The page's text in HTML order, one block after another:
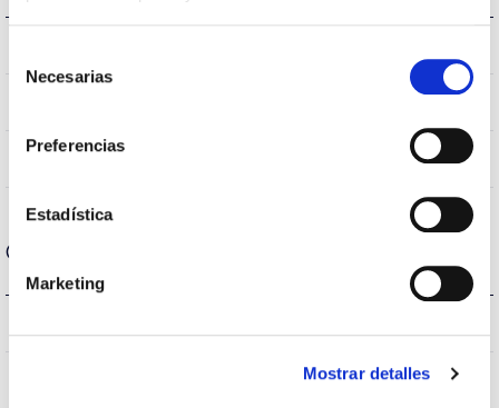
Necesarias
Preferencias
Estadística
Marketing
Mostrar detalles
80
125
Carcasa y Acabado
Blanco